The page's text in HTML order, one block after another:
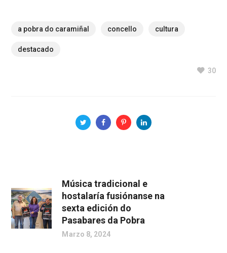
a pobra do caramiñal concello cultura
destacado
30
Música tradicional e
hostalaría fusiónanse na
sexta edición do
Pasabares da Pobra
Marzo 8, 2024